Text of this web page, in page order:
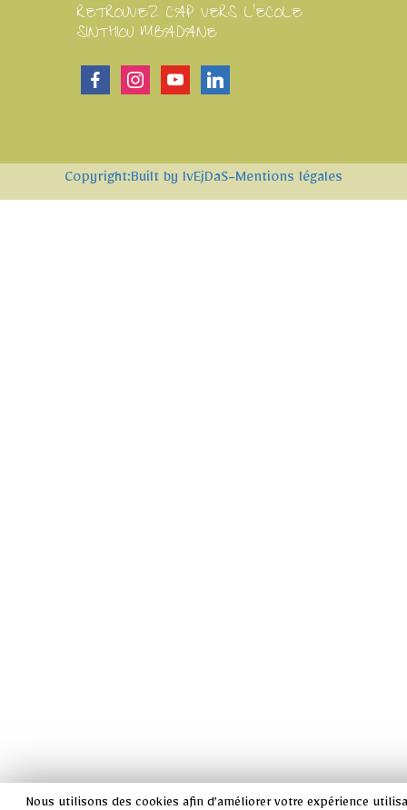
RETROUVEZ CAP VERS L'ECOLE
SINTHIOU MBADANE
facebookinstagramyoutubelinkedin
Copyright:Built by IvEjDaS-Mentions légales
Nous utilisons des cookies afin d’améliorer votre expérience